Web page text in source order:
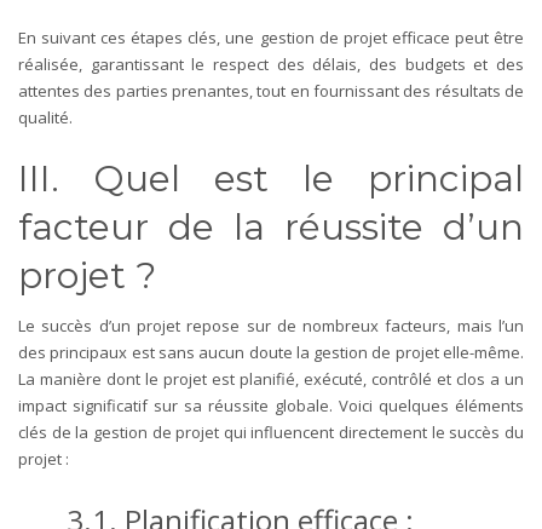
En suivant ces étapes clés, une gestion de projet efficace peut être
réalisée, garantissant le respect des délais, des budgets et des
attentes des parties prenantes, tout en fournissant des résultats de
qualité.
III. Quel est le principal
facteur de la réussite d’un
projet ?
Le succès d’un projet repose sur de nombreux facteurs, mais l’un
des principaux est sans aucun doute la gestion de projet elle-même.
La manière dont le projet est planifié, exécuté, contrôlé et clos a un
impact significatif sur sa réussite globale. Voici quelques éléments
clés de la gestion de projet qui influencent directement le succès du
projet :
3.1. Planification efficace :